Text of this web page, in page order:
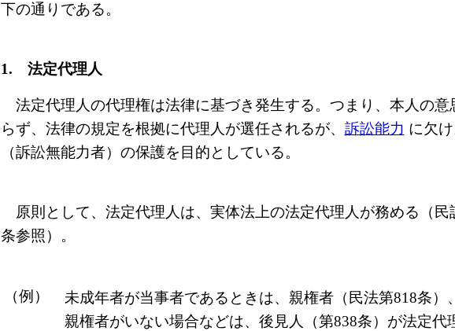
下の通りである。
1. 法定代理人
法定代理人の代理権は法律に基づき発生する。つまり、本人の意
らず、法律の規定を根拠に代理人が選任されるが、 訴訟能力 に欠
（訴訟無能力者）の保護を目的としている。
原則として、法定代理人は、実体法上の法定代理人が務める（民
条参照）。
（例）
未成年者が当事者であるときは、親権者（民法第818条）
親権者がいない場合などは、後見人（第838条）が法定代